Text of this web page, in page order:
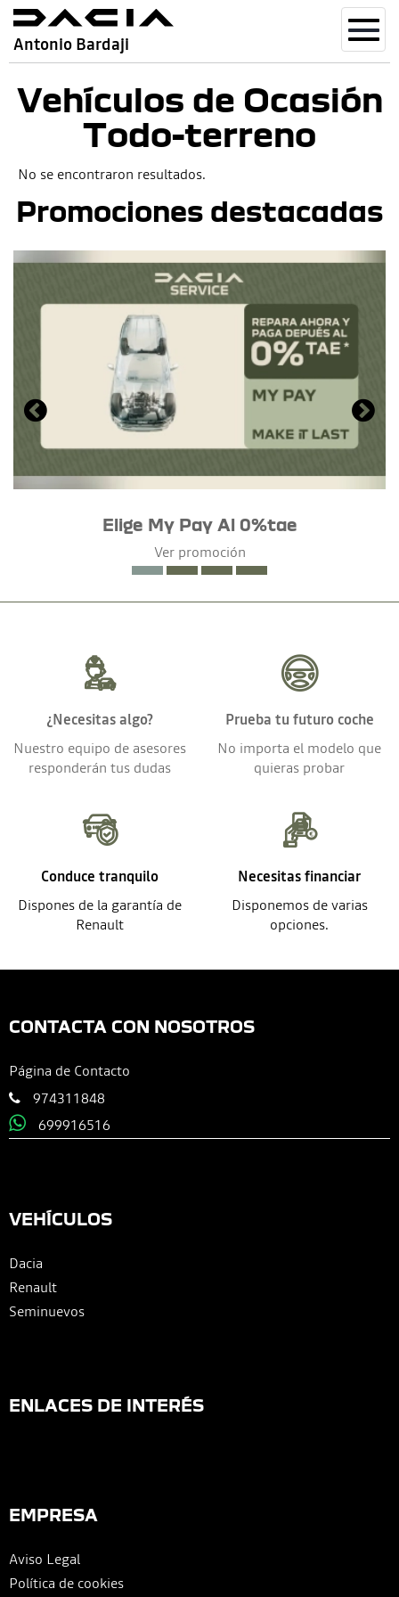
Antonio Bardaji
Vehículos de Ocasión
Todo-terreno
No se encontraron resultados.
Promociones destacadas
Elige My Pay Al 0%tae
Ver promoción
¿Necesitas algo?
Nuestro equipo de asesores
responderán tus dudas
Prueba tu futuro coche
No importa el modelo que
quieras probar
Conduce tranquilo
Dispones de la garantía de
Renault
Necesitas financiar
Disponemos de varias
opciones.
CONTACTA CON NOSOTROS
Página de Contacto
974311848
699916516
VEHÍCULOS
Dacia
Renault
Seminuevos
ENLACES DE INTERÉS
EMPRESA
Aviso Legal
Política de cookies